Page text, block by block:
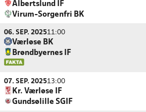
Albertslund IF
Virum-Sorgenfri BK
06. SEP. 202511:00
Værløse BK
Brøndbyernes IF
07. SEP. 202513:00
Kr. Værløse IF
Gundsølille SGIF